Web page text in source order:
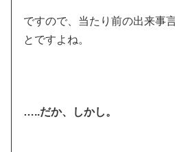
ですので、当たり前の出来事
とですよね。
…..だか、しかし。